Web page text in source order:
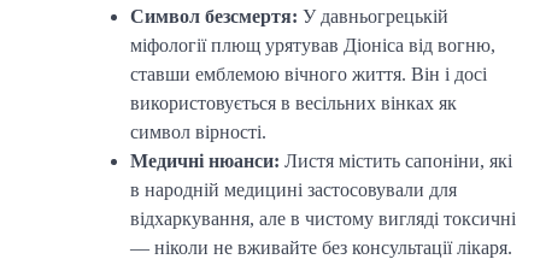
Символ безсмертя: У давньогрецькій
міфології плющ урятував Діоніса від вогню,
ставши емблемою вічного життя. Він і досі
використовується в весільних вінках як
символ вірності.
Медичні нюанси: Листя містить сапоніни, які
в народній медицині застосовували для
відхаркування, але в чистому вигляді токсичні
— ніколи не вживайте без консультації лікаря.